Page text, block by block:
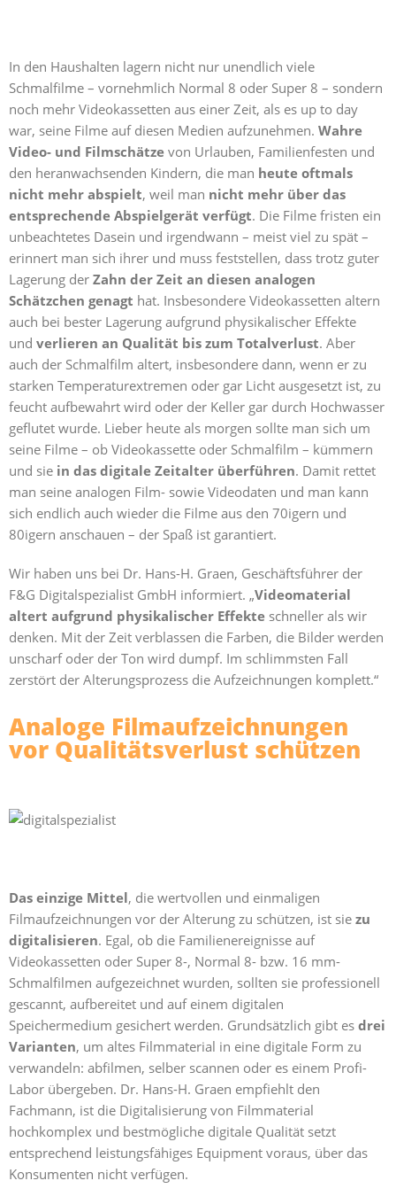
In den Haushalten lagern nicht nur unendlich viele
Schmalfilme – vornehmlich Normal 8 oder Super 8 – sondern
noch mehr Videokassetten aus einer Zeit, als es up to day
war, seine Filme auf diesen Medien aufzunehmen. Wahre
Video- und Filmschätze von Urlauben, Familienfesten und
den heranwachsenden Kindern, die man heute oftmals
nicht mehr abspielt, weil man nicht mehr über das
entsprechende Abspielgerät verfügt. Die Filme fristen ein
unbeachtetes Dasein und irgendwann – meist viel zu spät –
erinnert man sich ihrer und muss feststellen, dass trotz guter
Lagerung der Zahn der Zeit an diesen analogen
Schätzchen genagt hat. Insbesondere Videokassetten altern
auch bei bester Lagerung aufgrund physikalischer Effekte
und verlieren an Qualität bis zum Totalverlust. Aber
auch der Schmalfilm altert, insbesondere dann, wenn er zu
starken Temperaturextremen oder gar Licht ausgesetzt ist, zu
feucht aufbewahrt wird oder der Keller gar durch Hochwasser
geflutet wurde. Lieber heute als morgen sollte man sich um
seine Filme – ob Videokassette oder Schmalfilm – kümmern
und sie in das digitale Zeitalter überführen. Damit rettet
man seine analogen Film- sowie Videodaten und man kann
sich endlich auch wieder die Filme aus den 70igern und
80igern anschauen – der Spaß ist garantiert.
Wir haben uns bei Dr. Hans-H. Graen, Geschäftsführer der
F&G Digitalspezialist GmbH informiert. „Videomaterial
altert aufgrund physikalischer Effekte schneller als wir
denken. Mit der Zeit verblassen die Farben, die Bilder werden
unscharf oder der Ton wird dumpf. Im schlimmsten Fall
zerstört der Alterungsprozess die Aufzeichnungen komplett.“
Analoge Filmaufzeichnungen
vor Qualitätsverlust schützen
Das einzige Mittel, die wertvollen und einmaligen
Filmaufzeichnungen vor der Alterung zu schützen, ist sie zu
digitalisieren. Egal, ob die Familienereignisse auf
Videokassetten oder Super 8-, Normal 8- bzw. 16 mm-
Schmalfilmen aufgezeichnet wurden, sollten sie professionell
gescannt, aufbereitet und auf einem digitalen
Speichermedium gesichert werden. Grundsätzlich gibt es drei
Varianten, um altes Filmmaterial in eine digitale Form zu
verwandeln: abfilmen, selber scannen oder es einem Profi-
Labor übergeben. Dr. Hans-H. Graen empfiehlt den
Fachmann, ist die Digitalisierung von Filmmaterial
hochkomplex und bestmögliche digitale Qualität setzt
entsprechend leistungsfähiges Equipment voraus, über das
Konsumenten nicht verfügen.